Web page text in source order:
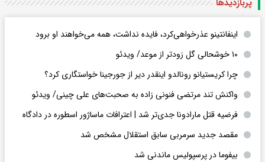
پربازدید‌ها
اینفانتینو عذرخواهی‌کرد، فایده نداشت، همه می‌خواهند او برود
۱۰ خوشحالی گل زودتر از موعد/ ویدئو
چرا کریستیانو رونالدو اینقدر دیر از جورجینا خواستگاری کرد؟
واکنش تند مرتضی فنونی زاده به صحبت‌های علی چینی/ ویدئو
فرضیه قتل مارادونا جدی‌تر شد | اعترافات ماساژور اسطوره در دادگاه
مقصد جدید سرمربی سابق استقلال مشخص شد
بیفوما در پرسپولیس ماندنی شد